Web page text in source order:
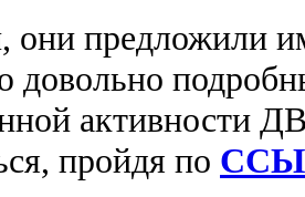
они предложили
довольно
активности
пройдя по